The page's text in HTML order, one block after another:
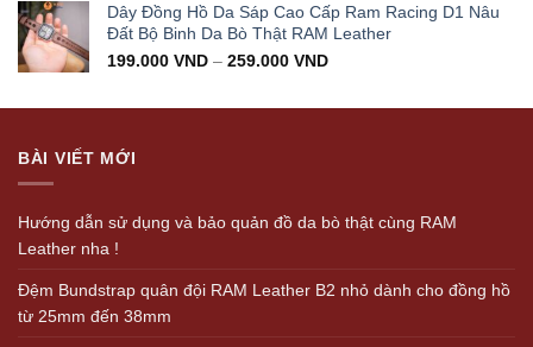
Dây Đồng Hồ Da Sáp Cao Cấp Ram Racing D1 Nâu
Đất Bộ Binh Da Bò Thật RAM Leather
199.000 VND – 259.000 VND
BÀI VIẾT MỚI
Hướng dẫn sử dụng và bảo quản đồ da bò thật cùng RAM
Leather nha !
Đệm Bundstrap quân đội RAM Leather B2 nhỏ dành cho đồng hồ
từ 25mm đến 38mm